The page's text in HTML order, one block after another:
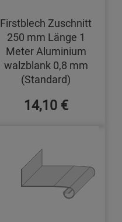
Firstblech Zuschnitt
250 mm Länge 1
Meter Aluminium
walzblank 0,8 mm
(Standard)
14,10 €